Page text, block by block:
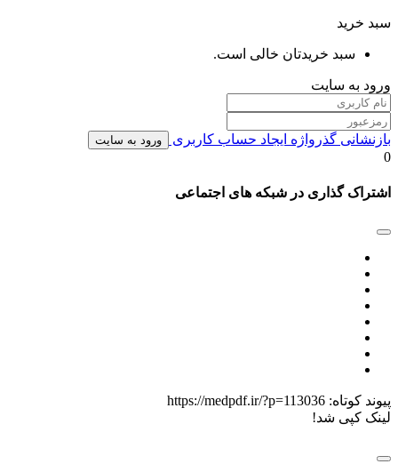
سبد خرید
سبد خریدتان خالی است.
ورود به سایت
بازنشانی گذرواژه ایجاد حساب کاربری ورود به سایت
0
اشتراک گذاری در شبکه های اجتماعی
پیوند کوتاه: https://medpdf.ir/?p=113036
لینک کپی شد!